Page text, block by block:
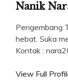
Nanik
Pengembang
hebat. Suka
Kontak :
View Full